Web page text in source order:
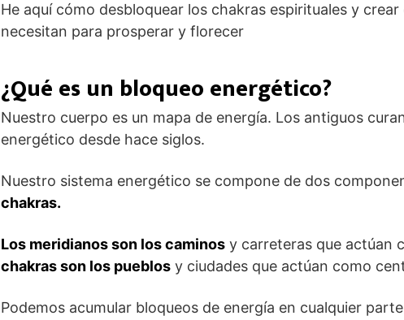
He aquí cómo desbloquear los chakras espirituales y
necesitan para prosperar y florecer
¿Qué es un bloqueo energético?
Nuestro cuerpo es un mapa de energía. Los antiguos
energético desde hace siglos.
Nuestro sistema energético se compone de dos
chakras.
Los meridianos son los caminos y carreteras que actúan
chakras son los pueblos y ciudades que actúan como
Podemos acumular bloqueos de energía en cualquier